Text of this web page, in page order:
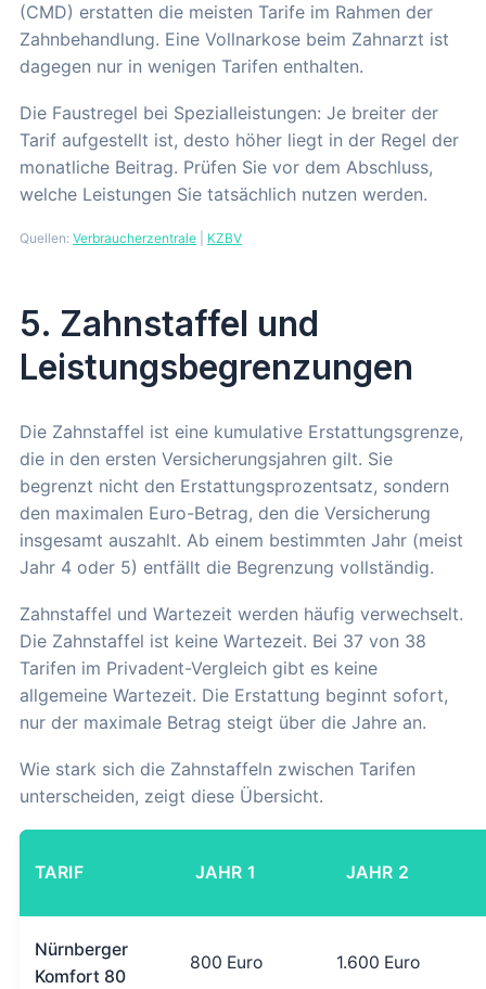
(CMD) erstatten die meisten Tarife im Rahmen der
Zahnbehandlung. Eine Vollnarkose beim Zahnarzt ist
dagegen nur in wenigen Tarifen enthalten.
Die Faustregel bei Spezialleistungen: Je breiter der
Tarif aufgestellt ist, desto höher liegt in der Regel der
monatliche Beitrag. Prüfen Sie vor dem Abschluss,
welche Leistungen Sie tatsächlich nutzen werden.
Quellen: Verbraucherzentrale KZBV
5. Zahnstaffel und
Leistungsbegrenzungen
Die Zahnstaffel ist eine kumulative Erstattungsgrenze,
die in den ersten Versicherungsjahren gilt. Sie
begrenzt nicht den Erstattungsprozentsatz, sondern
den maximalen Euro-Betrag, den die Versicherung
insgesamt auszahlt. Ab einem bestimmten Jahr (meist
Jahr 4 oder 5) entfällt die Begrenzung vollständig.
Zahnstaffel und Wartezeit werden häufig verwechselt.
Die Zahnstaffel ist keine Wartezeit. Bei 37 von 38
Tarifen im Privadent-Vergleich gibt es keine
allgemeine Wartezeit. Die Erstattung beginnt sofort,
nur der maximale Betrag steigt über die Jahre an.
Wie stark sich die Zahnstaffeln zwischen Tarifen
unterscheiden, zeigt diese Übersicht.
TARIF JAHR 1 JAHR 2
Nürnberger
Komfort 80
800 Euro 1.600 Euro